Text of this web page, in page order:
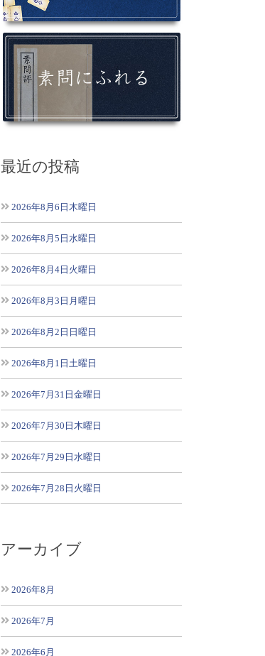
最近の投稿
2026年8月6日木曜日
2026年8月5日水曜日
2026年8月4日火曜日
2026年8月3日月曜日
2026年8月2日日曜日
2026年8月1日土曜日
2026年7月31日金曜日
2026年7月30日木曜日
2026年7月29日水曜日
2026年7月28日火曜日
アーカイブ
2026年8月
2026年7月
2026年6月